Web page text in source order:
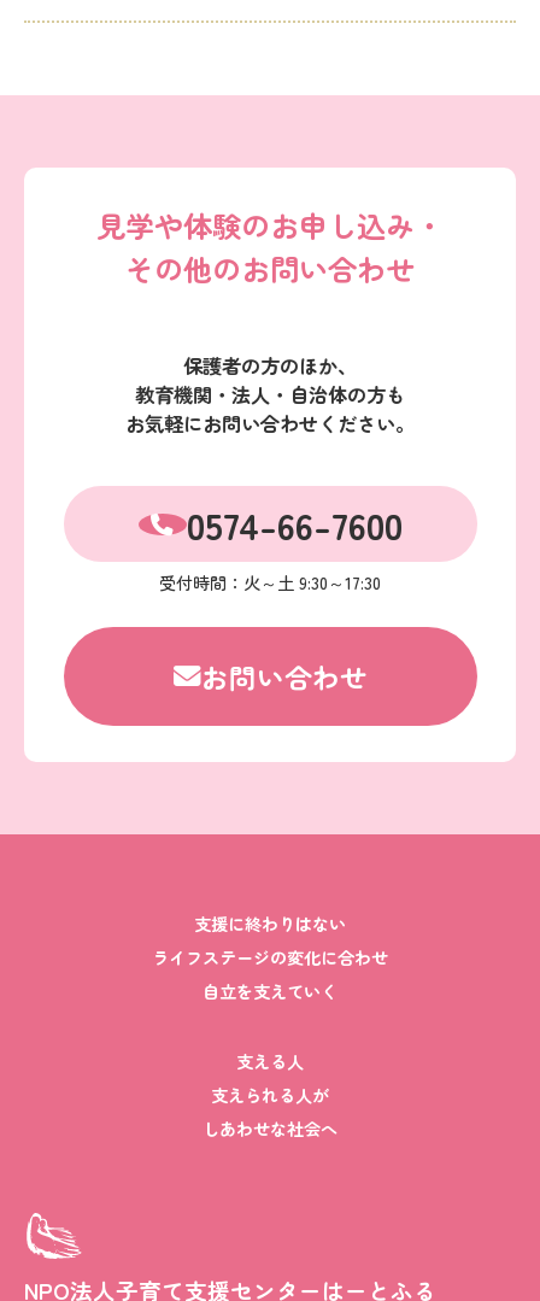
見学や体験のお申し込み・
その他のお問い合わせ
保護者の方のほか、
教育機関・法人・自治体の方も
お気軽にお問い合わせください。
0574-66-7600
受付時間：火～土 9:30～17:30
お問い合わせ
NPO法人子育て支援センターはーとふる
支援に終わりはない
ライフステージの変化に合わせ
自立を支えていく
支える人
支えられる人が
しあわせな社会へ